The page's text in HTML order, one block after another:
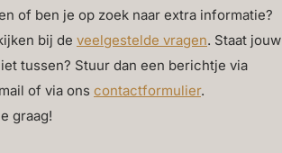
of ben je op zoek naar extra informatie?
bij de veelgestelde vragen. Staat jouw
tussen? Stuur dan een berichtje via
of via ons contactformulier.
graag!